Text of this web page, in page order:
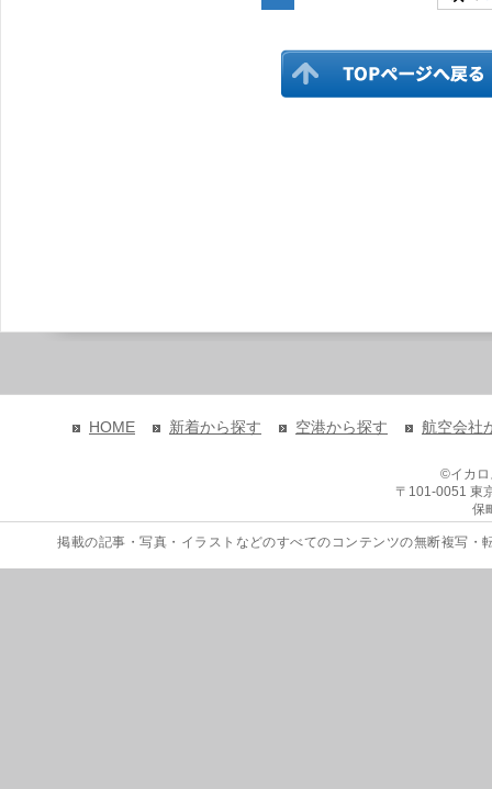
HOME 新着から探す 空港から探す 航空会社
©イカ
〒101-0051 東
保
掲載の記事・写真・イラストなどのすべてのコンテンツの無断複